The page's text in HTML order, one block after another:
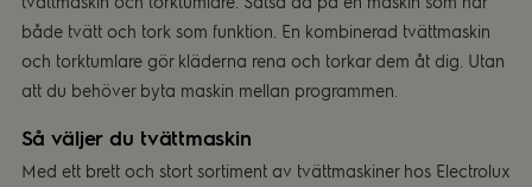
både tvätt och tork som funktion. En kombinerad tvättmaskin
och torktumlare gör kläderna rena och torkar dem åt dig. Utan
att du behöver byta maskin mellan programmen.
Så väljer du tvättmaskin
Med ett brett och stort sortiment av tvättmaskiner hos Electrolux